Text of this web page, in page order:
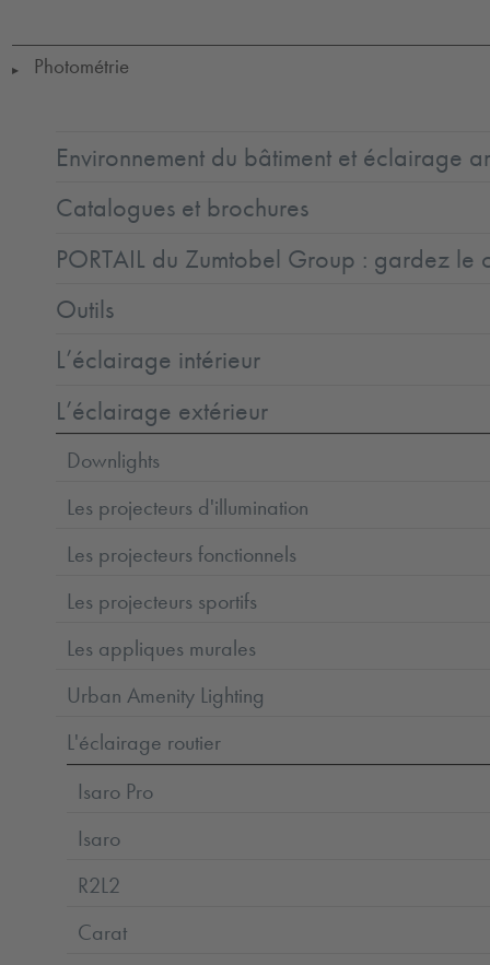
▶ Photométrie
Environnement du bâtiment et éclairage
Catalogues et brochures
PORTAIL du Zumtobel Group : gardez le
Outils
L’éclairage intérieur
L’éclairage extérieur
Downlights
Les projecteurs d'illumination
Les projecteurs fonctionnels
Les projecteurs sportifs
Les appliques murales
Urban Amenity Lighting
L'éclairage routier
Isaro Pro
Isaro
R2L2
Carat